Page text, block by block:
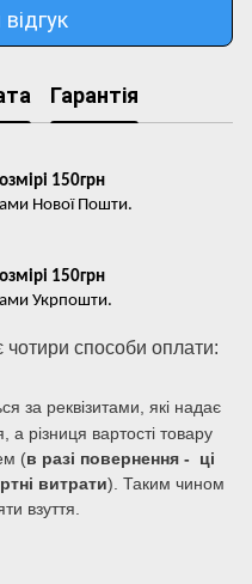
Гарантія
150грн
Нової Пошти.
150грн
Укрпошти.
чотири способи оплати:
за реквізитами, які надає
різниця вартості товару
(в разі повернення - ці
витрати). Таким чином
взуття.